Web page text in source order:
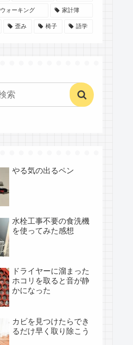
ウォーキング 家計簿
歪み 椅子 語学
やる気の出るペン
水栓工事不要の食洗機
を使ってみた感想
ドライヤーに溜まった
ホコリを取ると音が静
かになった
カビを見つけたらでき
るだけ早く取り除こう